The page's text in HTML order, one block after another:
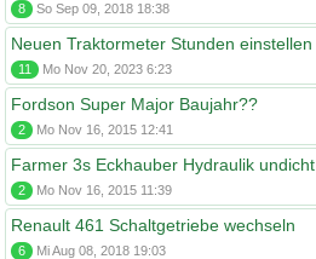
8 So Sep 09, 2018 18:38
Neuen Traktormeter Stunden einstellen
11 Mo Nov 20, 2023 6:23
Fordson Super Major Baujahr??
2 Mo Nov 16, 2015 12:41
Farmer 3s Eckhauber Hydraulik undicht
2 Mo Nov 16, 2015 11:39
Renault 461 Schaltgetriebe wechseln
6 Mi Aug 08, 2018 19:03